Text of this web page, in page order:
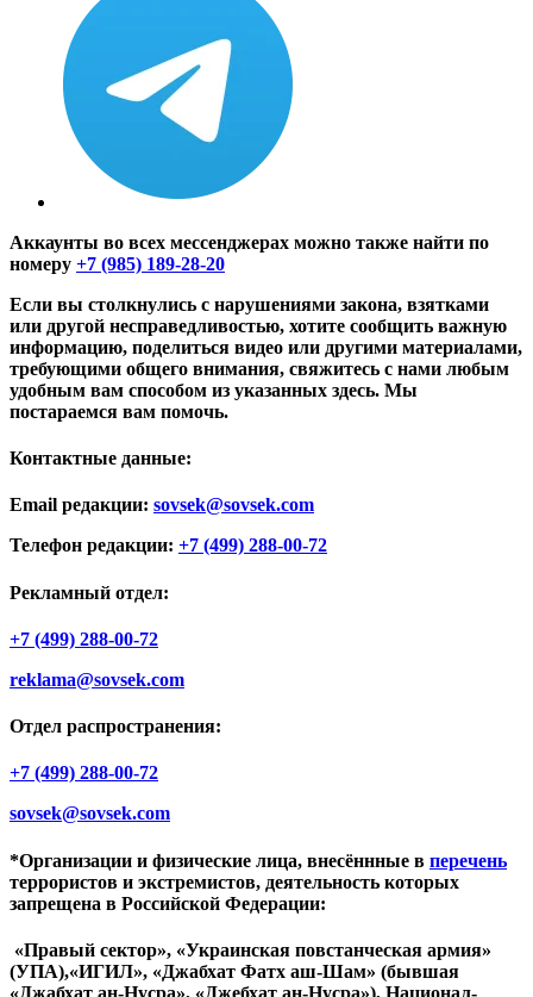
Аккаунты во всех мессенджерах можно также найти по
номеру +7 (985) 189-28-20
Если вы столкнулись с нарушениями закона, взятками
или другой несправедливостью, хотите сообщить важную
информацию, поделиться видео или другими материалами,
требующими общего внимания, свяжитесь с нами любым
удобным вам способом из указанных здесь. Мы
постараемся вам помочь.
Контактные данные:
Email редакции: sovsek@sovsek.com
Телефон редакции: +7 (499) 288-00-72
Рекламный отдел:
+7 (499) 288-00-72
reklama@sovsek.com
Отдел распространения:
+7 (499) 288-00-72
sovsek@sovsek.com
*Организации и физические лица, внесённные в перечень
террористов и экстремистов, деятельность которых
запрещена в Российской Федерации:
«Правый сектор», «Украинская повстанческая армия»
(УПА),«ИГИЛ», «Джабхат Фатх аш-Шам» (бывшая
«Джабхат ан-Нусра», «Джебхат ан-Нусра»), Национал-